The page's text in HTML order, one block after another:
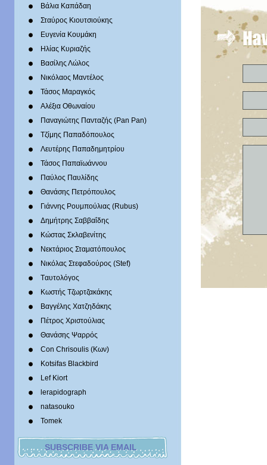
Βάλια Καπάδαη
Σταύρος Κιουτσιούκης
Ευγενία Κουμάκη
Ηλίας Κυριαζής
Βασίλης Λώλος
Νικόλαος Μαντέλος
Τάσος Μαραγκός
Αλέξια Οθωναίου
Παναγιώτης Πανταζής (Pan Pan)
Τζίμης Παπαδόπουλος
Λευτέρης Παπαδημητρίου
Τάσος Παπαϊωάννου
Παύλος Παυλίδης
Θανάσης Πετρόπουλος
Γιάννης Ρουμπούλιας (Rubus)
Δημήτρης Σαββαΐδης
Κώστας Σκλαβενίτης
Νεκτάριος Σταματόπουλος
Νικόλας Στεφαδούρος (Stef)
Tαυτολόγος
Κωστής Τζωρτζακάκης
Βαγγέλης Χατζηδάκης
Πέτρος Χριστούλιας
Θανάσης Ψαρρός
Con Chrisoulis (Κων)
Kotsifas Blackbird
Lef Kiort
lerapidograph
natasouko
Tomek
SUBSCRIBE VIA EMAIL